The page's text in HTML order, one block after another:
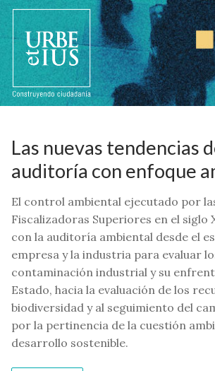
al
contenido
Las nuevas tendencias
auditoría con enfoque
El control ambiental ejecutado por
Fiscalizadoras Superiores en el siglo
con la auditoría ambiental desde el
empresa y la industria para evaluar
contaminación industrial y su
Estado, hacia la evaluación de los
biodiversidad y al seguimiento del
por la pertinencia de la cuestión
desarrollo sostenible.